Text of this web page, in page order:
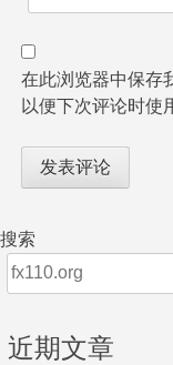
在此浏览器中保存
以便下次评论时使
搜索
近期文章